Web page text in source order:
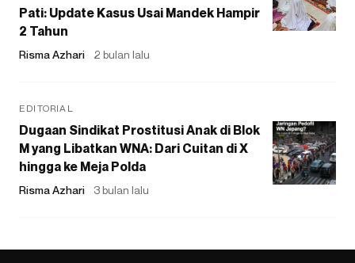
Pati: Update Kasus Usai Mandek Hampir
2 Tahun
Risma Azhari 2 bulan lalu
EDITORIAL
Dugaan Sindikat Prostitusi Anak di Blok
M yang Libatkan WNA: Dari Cuitan di X
hingga ke Meja Polda
Risma Azhari 3 bulan lalu